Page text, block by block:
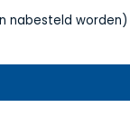
nabesteld worden)